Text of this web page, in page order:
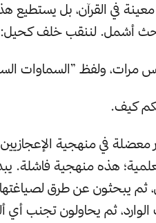
معينة في القرآن، بل
لبحث أشمل. لننقب خلف كحيل:
ولفظ ”السماوات السبع“
كيف.
معضلة في منهجية
هذه منهجية فاشلة.
ثم يبحثون عن طرق
الوارد، ثم يحاولون تجنب